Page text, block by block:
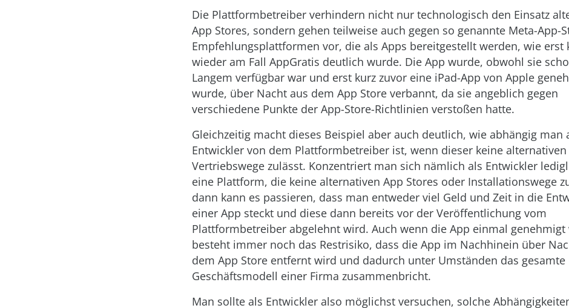
Die Plattformbetreiber verhindern nicht nur technologisch den Einsatz
App Stores, sondern gehen teilweise auch gegen so genannte Meta-App-
Empfehlungsplattformen vor, die als Apps bereitgestellt werden, wie erst
wieder am Fall AppGratis deutlich wurde. Die App wurde, obwohl sie
Langem verfügbar war und erst kurz zuvor eine iPad-App von Apple
wurde, über Nacht aus dem App Store verbannt, da sie angeblich gegen
verschiedene Punkte der App-Store-Richtlinien verstoßen hatte.
Gleichzeitig macht dieses Beispiel aber auch deutlich, wie abhängig man
Entwickler von dem Plattformbetreiber ist, wenn dieser keine alternativen
Vertriebswege zulässt. Konzentriert man sich nämlich als Entwickler
eine Plattform, die keine alternativen App Stores oder Installationswege
dann kann es passieren, dass man entweder viel Geld und Zeit in die
einer App steckt und diese dann bereits vor der Veröffentlichung vom
Plattformbetreiber abgelehnt wird. Auch wenn die App einmal genehmigt
besteht immer noch das Restrisiko, dass die App im Nachhinein über
dem App Store entfernt wird und dadurch unter Umständen das gesamte
Geschäftsmodell einer Firma zusammenbricht.
Man sollte als Entwickler also möglichst versuchen, solche